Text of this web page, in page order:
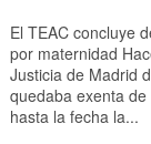
El TEAC concluye
por maternidad
Justicia de Madrid
quedaba exenta
hasta la fecha la...